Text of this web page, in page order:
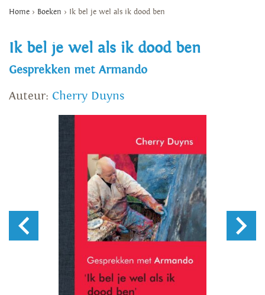
Home > Boeken > Ik bel je wel als ik dood ben
Ik bel je wel als ik dood ben
Gesprekken met Armando
Auteur: Cherry Duyns